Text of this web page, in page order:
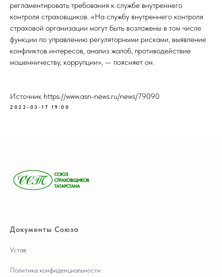
регламентировать требования к службе внутреннего
контроля страховщиков. «На службу внутреннего контроля
страховой организации могут быть возложены в том числе
функции по управлению регуляторными рисками, выявление
конфликтов интересов, анализ жалоб, противодействие
мошенничеству, коррупции», — поясняет он.
Источник https://www.asn-news.ru/news/79090
2022-03-17 19:00
Документы Союза
Устав
Политика конфиденциальности